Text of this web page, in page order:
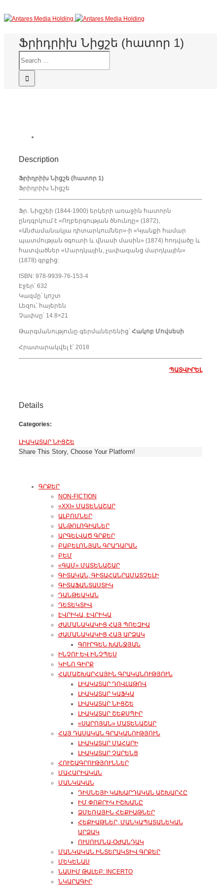
Ֆրիդրիխ Նիցշե (հատոր 1)
Description
Ֆրիդրիխ Նիցշե (հատոր 1)
Ֆրիդրիխ Նիցշե
Ֆր. Նիցշեի (1844-1900) երկերի առաջին հատորն
ընդգրկում է «Ողբերգության ծնունդը» (1872),
«Անժամանակյա դիտարկումներ»-ի «Կյանքի համար
պատմության օգուտի և վնասի մասին» (1874) հոդվածը և
հատվածներ «Մարդկային, չափազանց մարդկային»
(1878) գրքից:
ISBN: 978-9939-76-153-4
Էջեր՝ 632
Կազմը՝ կոշտ
Լեզու՝ հայերեն
Չափսը՝ 14.8×21
Թարգմանությունը գերմաներենից՝ Հակոբ Մովսեսի
Հրատարակվել է՝ 2018
ՊԱՏՎԻՐԵԼ
Details
Categories:
ԼԻԱԿԱՏԱՐ ՆԻՑՇԵ
Share This Story, Choose Your Platform!
ԳՐՔԵՐ
NON-FICTION
«XXI» ՄԱՏԵՆԱՇԱՐ
ԱԼԲՈՄՆԵՐ
ԱՆԹՈԼՈԳԻԱՆԵՐ
ԱՐԳԵԼՎԱԾ ԳՐՔԵՐ
ԲԱԲԵԼՈՆՅԱՆ ԳՐԱԴԱՐԱՆ
ԲԵՄ
«ԳԱՄ» ՄԱՏԵՆԱՇԱՐ
ԳԻՏԱԿԱՆ, ԳԻՏԱՀԱՆՐԱՄԱՏՉԵԼԻ
ԳԻՏԱՖԱՆՏԱՍՏԻԿ
ԴԱՆԹԵԱԿԱՆ
ԴԵՏԵԿՏԻՎ
ԷՎՐԻԿԱ, ԷՎՐԻԿԱ
ԺԱՄԱՆԱԿԱԿԻՑ ՀԱՅ ՊՈԵԶԻԱ
ԺԱՄԱՆԱԿԱԿԻՑ ՀԱՅ ԱՐՁԱԿ
ԳՈՒՐԳԵՆ ԽԱՆՋՅԱՆ
ԻՆՉՈՒ ԵՎ ԻՆՉՊԵՍ
ԿԻՆՈ ԳԻՐՔ
ՀԱՄԱՇԽԱՐՀԱՅԻՆ ԳՐԱԿԱՆՈՒԹՅՈՒՆ
ԼԻԱԿԱՏԱՐ ԴՈՎԼԱԹՈՎ
ԼԻԱԿԱՏԱՐ ԿԱՖԿԱ
ԼԻԱԿԱՏԱՐ ՆԻՑՇԵ
ԼԻԱԿԱՏԱՐ ՇԵՔՍՊԻՐ
«ՍԱՐՈՅԱՆ» ՄԱՏԵՆԱՇԱՐ
ՀԱՅ ԴԱՍԱԿԱՆ ԳՐԱԿԱՆՈՒԹՅՈՒՆ
ԼԻԱԿԱՏԱՐ ՄԱՀԱՐԻ
ԼԻԱԿԱՏԱՐ ՉԱՐԵՆՑ
ՀՈՒՇԱԳՐՈՒԹՅՈՒՆՆԵՐ
ՄԱՀԱՐԻԱԿԱՆ
ՄԱՆԿԱԿԱՆ
ԴԻՍՆԵՅԻ ԿԱԽԱՐԴԱԿԱՆ ԱՇԽԱՐՀԸ
ԻՄ ՓՈՔՐԻԿ ԻՇԽԱՆԸ
ՁՄԵՌԱՅԻՆ ՀԵՔԻԱԹՆԵՐ
ՀԵՔԻԱԹՆԵՐ, ՄԱՆԿԱՊԱՏԱՆԵԿԱՆ
ԱՐՁԱԿ
ՈՒՍՈՒՄՆԱ-ՕԺԱՆԴԱԿ
ՄԱՆԿԱԿԱՆ ԻՆՏԵՐԱԿՏԻՎ ԳՐՔԵՐ
ՄԵԿԵՆԱՍ
ՆԱՍԻՄ ԹԱԼԵԲ: INCERTO
ՆԿԱՐԱԳԻՐ